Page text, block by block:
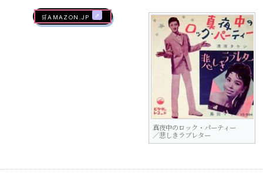
真夜中のロック・パーティー
／悲しきラブレター
🛒AMAZON.jp